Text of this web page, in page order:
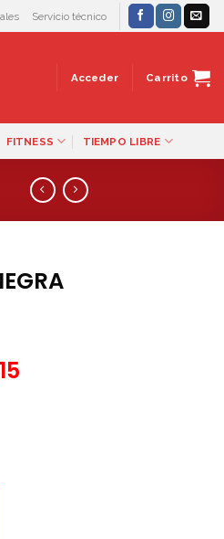
Servicio técnico
Acceder Carrito
FITNESS TIEMPO LIBRE